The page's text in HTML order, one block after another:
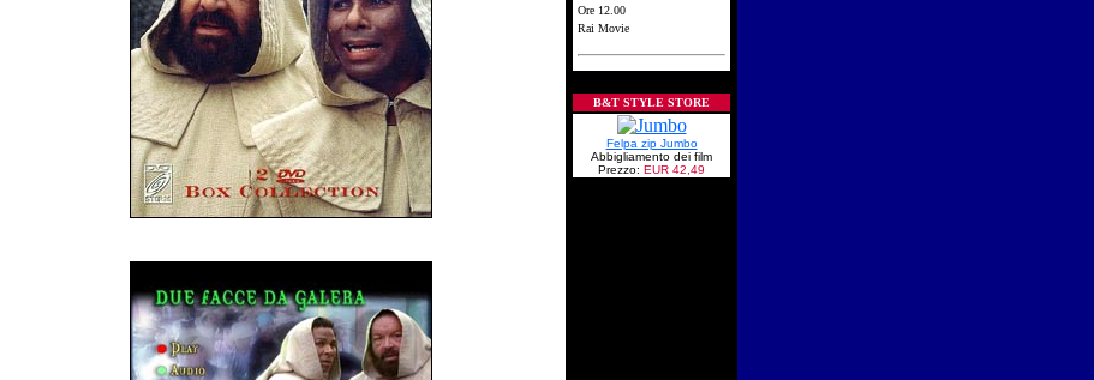
Ore 12.00
Rai Movie
B&T STYLE STORE
Felpa zip Jumbo
Abbigliamento dei film
Prezzo: EUR 42,49